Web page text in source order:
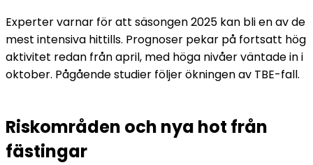
Experter varnar för att säsongen 2025 kan bli en av de
mest intensiva hittills. Prognoser pekar på fortsatt hög
aktivitet redan från april, med höga nivåer väntade in i
oktober. Pågående studier följer ökningen av TBE-fall.
Riskområden och nya hot från
fästingar